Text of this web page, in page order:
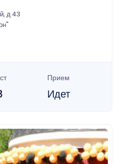
д 43
Прием
Идет